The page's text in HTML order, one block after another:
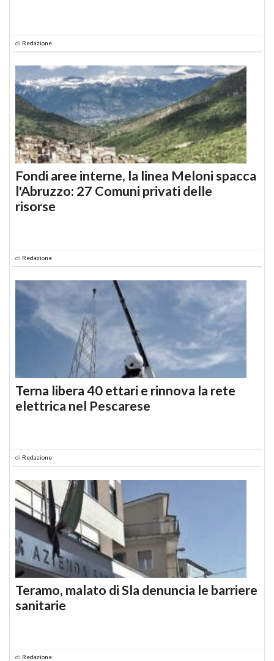
di Redazione
Fondi aree interne, la linea Meloni spacca
l'Abruzzo: 27 Comuni privati delle
risorse
di Redazione
Terna libera 40 ettari e rinnova la rete
elettrica nel Pescarese
di Redazione
Teramo, malato di Sla denuncia le barriere
sanitarie
di Redazione